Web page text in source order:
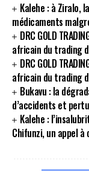
Kalehe : à Ziralo,
médicaments
DRC GOLD
africain du trading
DRC GOLD
africain du trading
Bukavu : la
d’accidents et
Kalehe :
Chifunzi, un appel